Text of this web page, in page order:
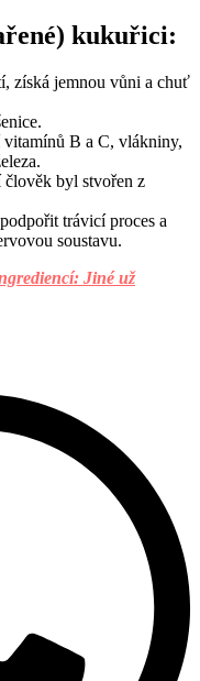
kukuřici:
získá jemnou vůni a chuť
B a C, vlákniny,
byl stvořen z
trávicí proces a
soustavu.
Jiné už